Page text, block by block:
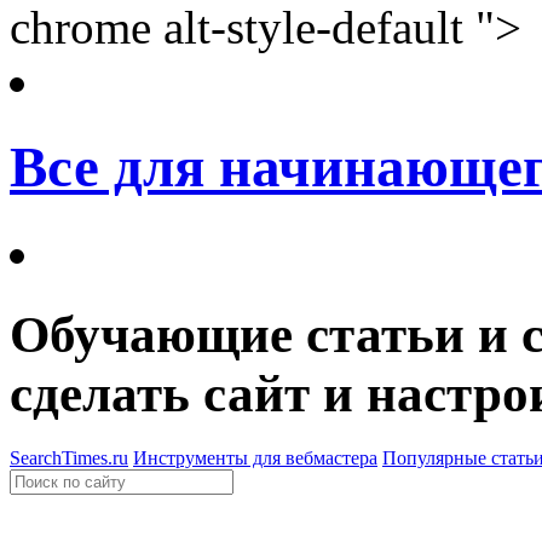
chrome alt-style-default ">
Все для
Обучающие статьи и
сделать сайт и
SearchTimes.ru Инструменты для вебмастера Популярные